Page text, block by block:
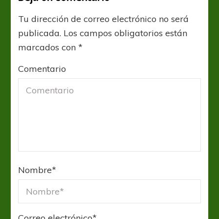
Tu dirección de correo electrónico no será
publicada. Los campos obligatorios están
marcados con*
Comentario
Nombre*